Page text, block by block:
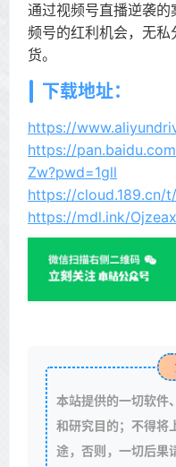
通过视频号直播逆袭
频号的红利机会，无
货。
下载地址：
https://
https://
Zw?pwd=1gll
https://cloud.189.cn/
https://mdl.ink/Ojzeax
本站提供的一切软件
和研究目的；不得将
途，否则，一切后果